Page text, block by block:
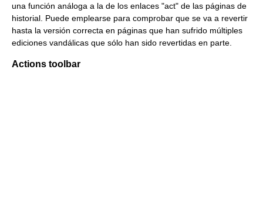
una función análoga a la de los enlaces "act" de las páginas de
historial. Puede emplearse para comprobar que se va a revertir
hasta la versión correcta en páginas que han sufrido múltiples
ediciones vandálicas que sólo han sido revertidas en parte.
Actions toolbar